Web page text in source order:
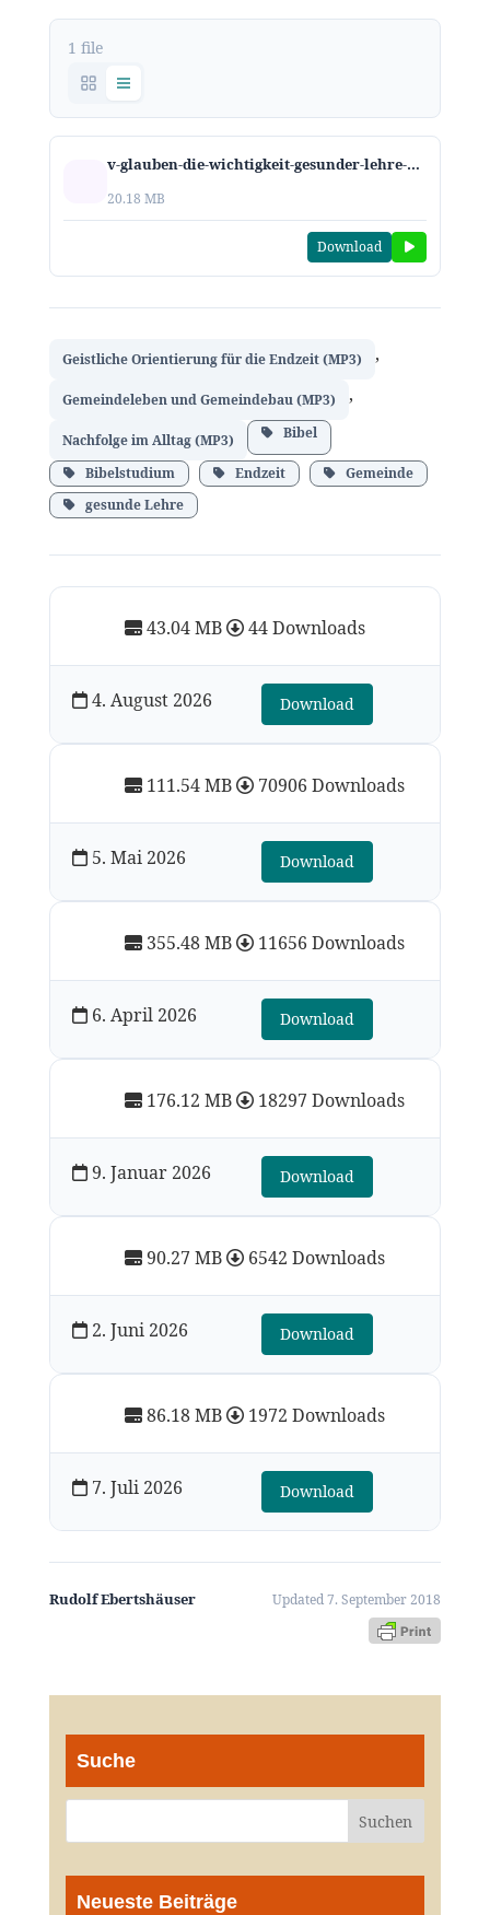
1 file
v-glauben-die-wichtigkeit-gesunder-lehre-2018.mp3
20.18 MB
Download
Geistliche Orientierung für die Endzeit (MP3) ,
Gemeindeleben und Gemeindebau (MP3) ,
Nachfolge im Alltag (MP3) Bibel
Bibelstudium Endzeit
Gemeinde
gesunde Lehre
43.04 MB 44 Downloads
4. August 2026 Download
86.18 MB 1972 Downloads
7. Juli 2026 Download
90.27 MB 6542 Downloads
2. Juni 2026 Download
111.54 MB 70906 Downloads
5. Mai 2026 Download
355.48 MB 11656 Downloads
6. April 2026 Download
176.12 MB 18297 Downloads
9. Januar 2026 Download
Rudolf Ebertshäuser Updated 7. September 2018
Suche
Neueste Beiträge